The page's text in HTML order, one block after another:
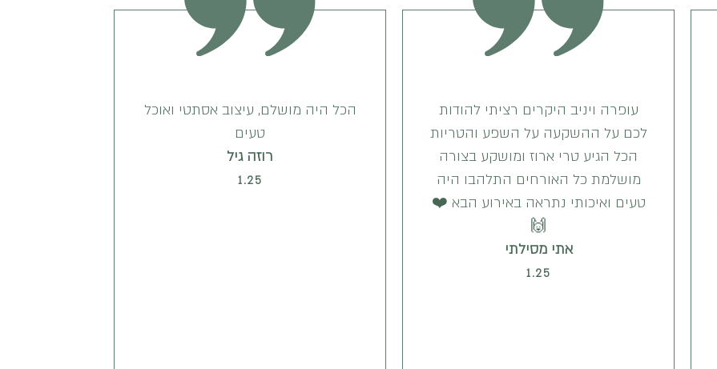
עופרה ויניב היקרים רציתי להודות
לכם על ההשקעה על השפע והטריות
הכל הגיע טרי ארוז ומושקע בצורה
מושלמת כל האורחים התלהבו היה
טעים ואיכותי נתראה באירוע הבא ❤️
🙌
אתי מסילתי
1.25
הכל היה מושלם, עיצוב אסתטי ואוכל
טעים
רוזה גיל
1.25